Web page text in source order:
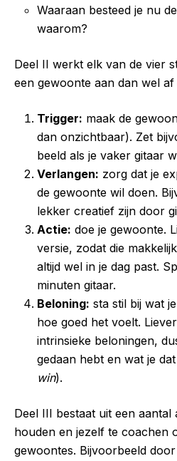
Waaraan besteed je nu
waarom?
Deel II werkt elk van de vier
een gewoonte aan dan wel af
Trigger: maak de
dan onzichtbaar). Zet
beeld als je vaker gitaar
Verlangen: zorg dat je
de gewoonte wil doen.
lekker creatief zijn door
Actie: doe je gewoonte.
versie, zodat die
altijd wel in je dag past.
minuten gitaar.
Beloning: sta stil bij wat
hoe goed het voelt.
intrinsieke beloningen,
gedaan hebt en wat je
win).
Deel III bestaat uit een
houden en jezelf te coachen
gewoontes. Bijvoorbeeld